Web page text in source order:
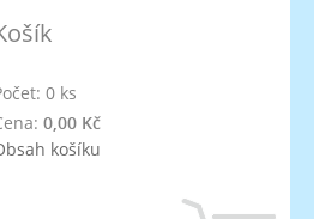
0 ks
0,00 Kč
košíku